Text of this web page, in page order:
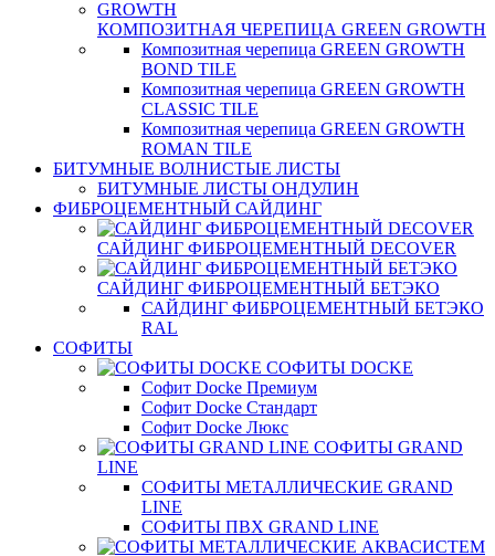
КОМПОЗИТНАЯ ЧЕРЕПИЦА GREEN GROWTH
Композитная черепица GREEN GROWTH
BOND TILE
Композитная черепица GREEN GROWTH
CLASSIC TILE
Композитная черепица GREEN GROWTH
ROMAN TILE
БИТУМНЫЕ ВОЛНИСТЫЕ ЛИСТЫ
БИТУМНЫЕ ЛИСТЫ ОНДУЛИН
ФИБРОЦЕМЕНТНЫЙ САЙДИНГ
САЙДИНГ ФИБРОЦЕМЕНТНЫЙ DECOVER
САЙДИНГ ФИБРОЦЕМЕНТНЫЙ БЕТЭКО
САЙДИНГ ФИБРОЦЕМЕНТНЫЙ БЕТЭКО
RAL
СОФИТЫ
СОФИТЫ DOCKE
Софит Docke Премиум
Софит Docke Стандарт
Софит Docke Люкс
СОФИТЫ GRAND
LINE
СОФИТЫ МЕТАЛЛИЧЕСКИЕ GRAND
LINE
СОФИТЫ ПВХ GRAND LINE